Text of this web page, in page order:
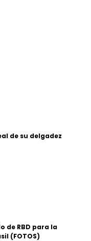
de su delgadez
de RBD para la
(FOTOS)